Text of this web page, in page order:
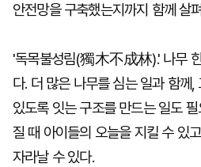
안전망을 구축했는지까지 함께 살
'독목불성림(獨木不成林).' 나무
다. 더 많은 나무를 심는 일과 함께
있도록 잇는 구조를 만드는 일도
질 때 아이들의 오늘을 지킬 수 있
자라날 수 있다.